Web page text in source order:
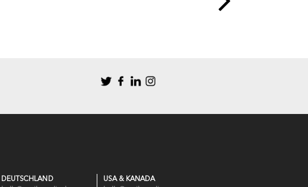
DEUTSCHLAND
USA & KANADA